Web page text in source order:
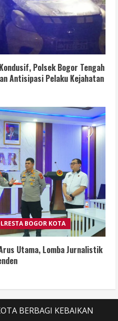
Polsek Bogor Tengah
Antisipasi Pelaku Kejahatan
BOGOR KOTA
Utama, Lomba Jurnalistik
BERBAGI KEBAIKAN